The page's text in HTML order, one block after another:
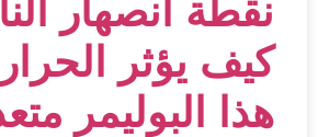
نقطة انصهار
كيف يؤثر
هذا البوليمر